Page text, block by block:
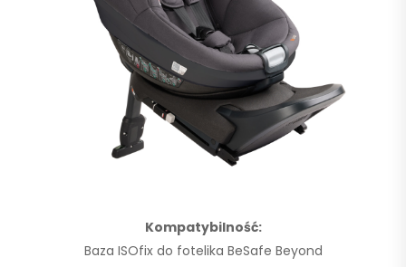
Kompatybilność:
Baza ISOfix do fotelika BeSafe Beyond